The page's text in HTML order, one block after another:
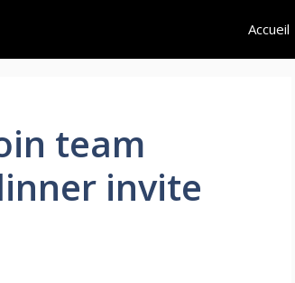
Accueil
team
invite